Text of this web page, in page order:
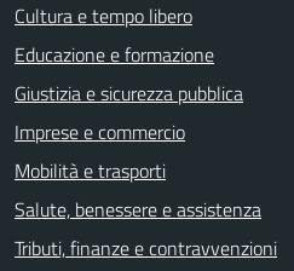
Cultura e tempo libero
Educazione e formazione
Giustizia e sicurezza pubblica
Imprese e commercio
Mobilità e trasporti
Salute, benessere e assistenza
Tributi, finanze e contravvenzioni